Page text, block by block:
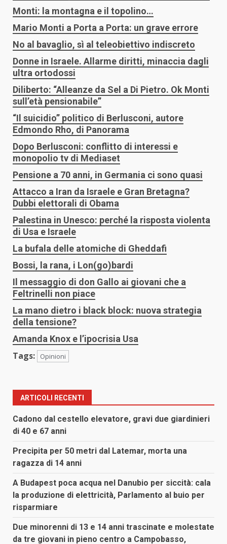
Monti: la montagna e il topolino…
Mario Monti a Porta a Porta: un grave errore
No al bavaglio, sì al teleobiettivo indiscreto
Donne in Israele. Allarme diritti, minaccia dagli
ultra ortodossi
Diliberto: “Alleanze da Sel a Di Pietro. Ok Monti
sull’età pensionabile”
“Il suicidio” politico di Berlusconi, autore
Edmondo Rho, di Panorama
Dopo Berlusconi: conflitto di interessi e
monopolio tv di Mediaset
Pensione a 70 anni, in Germania ci sono quasi
Attacco a Iran da Israele e Gran Bretagna?
Dubbi elettorali di Obama
Palestina in Unesco: perché la risposta violenta
di Usa e Israele
La bufala delle atomiche di Gheddafi
Bossi, la rana, i Lon(go)bardi
Il messaggio di don Gallo ai giovani che a
Feltrinelli non piace
La mano dietro i black block: nuova strategia
della tensione?
Amanda Knox e l’ipocrisia Usa
Tags: Opinioni
ARTICOLI RECENTI
Cadono dal cestello elevatore, gravi due giardinieri
di 40 e 67 anni
Precipita per 50 metri dal Latemar, morta una
ragazza di 14 anni
A Budapest poca acqua nel Danubio per siccità: cala
la produzione di elettricità, Parlamento al buio per
risparmiare
Due minorenni di 13 e 14 anni trascinate e molestate
da tre giovani in pieno centro a Campobasso,